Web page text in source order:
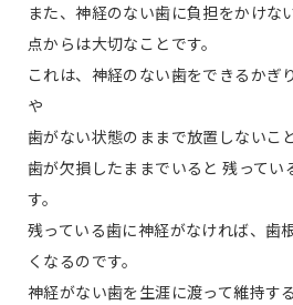
また、神経のない歯に負担をかけな
点からは大切なことです。
これは、神経のない歯をできるかぎ
や
歯がない状態のままで放置しないこ
歯が欠損したままでいると 残ってい
す。
残っている歯に神経がなければ、歯
くなるのです。
神経がない歯を生涯に渡って維持す